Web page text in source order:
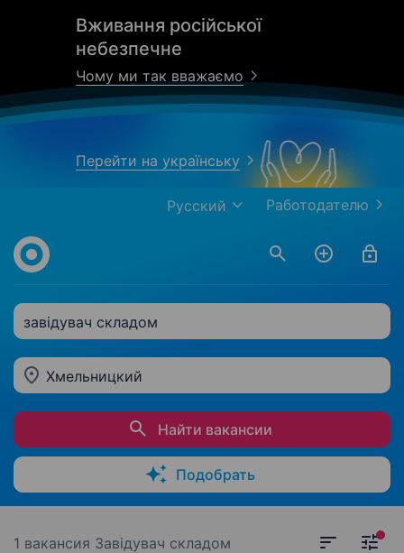
Вживання російської
небезпечне
Чому ми так вважаємо
Перейти на українську
Работодателю
Русский
завідувач складом
Хмельницкий
Найти вакансии
Подобрать
1 вакансия Завідувач складом